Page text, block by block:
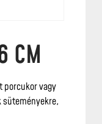
CM
porcukor vagy
süteményekre,